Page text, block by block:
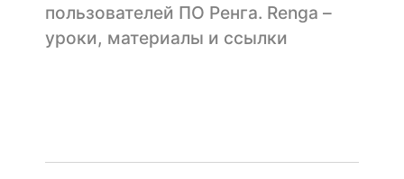
RENGA
пользователей ПО Ренга. Renga –
уроки, материалы и ссылки